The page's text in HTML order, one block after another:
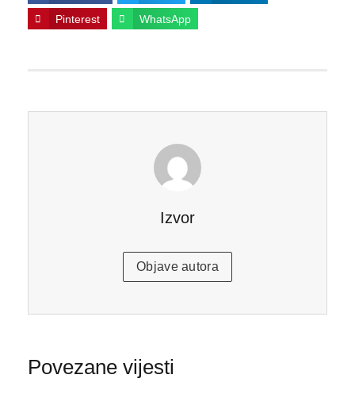
Pinterest WhatsApp
Izvor
Objave autora
Povezane vijesti